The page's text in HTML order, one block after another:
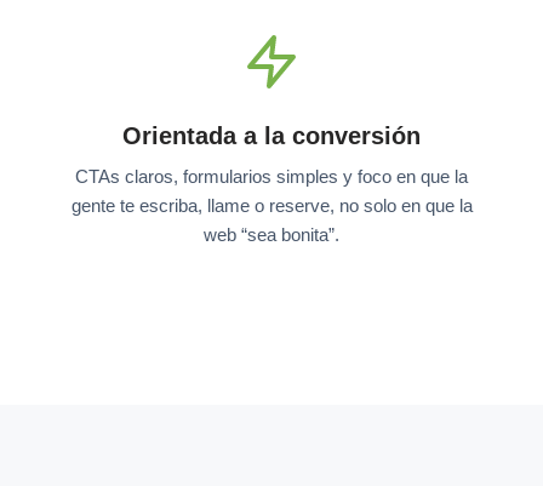
Orientada a la conversión
CTAs claros, formularios simples y foco en que la
gente te escriba, llame o reserve, no solo en que la
web “sea bonita”.